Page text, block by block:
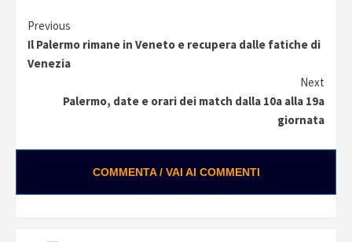
Continue
Reading
Previous
Il Palermo rimane in Veneto e recupera dalle fatiche di
Venezia
Next
Palermo, date e orari dei match dalla 10a alla 19a
giornata
COMMENTA / VAI AI COMMENTI